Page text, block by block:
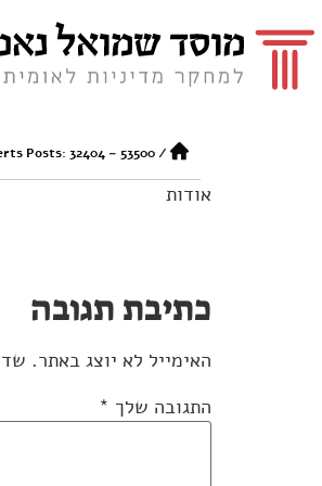
/
Posts: 32404 – 53500
אודות
כתיבת תגובה
האימייל לא יוצג באתר.
התגובה שלך *